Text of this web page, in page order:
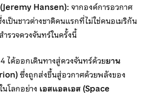
Jeremy Hansen):จากองค์การอวกาศ
เป็นชาวต่างชาติคนแรกที่ไม่ใช่คนอเมริกัน
รวจดวงจันทร์ในครั้งนี้
ได้ออกเดินทางสู่ดวงจันทร์ด้วยยาน
ซึ่งถูกส่งขึ้นสู่อวกาศด้วยพลังของ
โลกอย่าง เอสแอลเอส (Space